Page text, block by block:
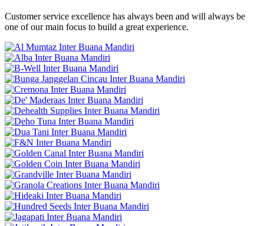
Customer service excellence has always been and will always be
one of our main focus to build a great experience.